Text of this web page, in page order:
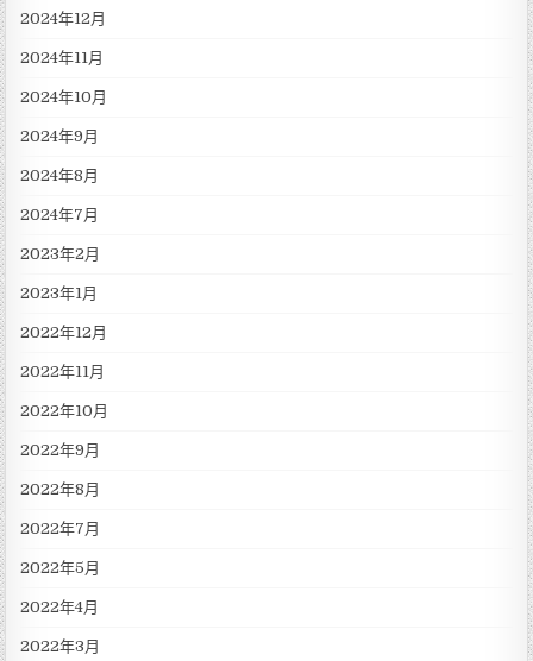
2024年12月
2024年11月
2024年10月
2024年9月
2024年8月
2024年7月
2023年2月
2023年1月
2022年12月
2022年11月
2022年10月
2022年9月
2022年8月
2022年7月
2022年5月
2022年4月
2022年3月